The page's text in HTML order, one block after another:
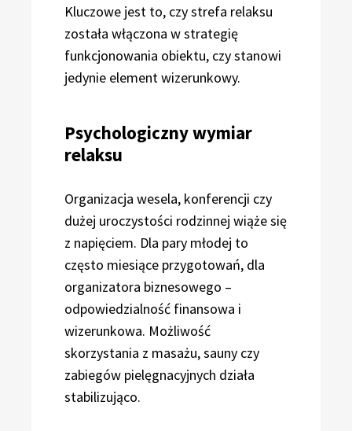
Kluczowe jest to, czy strefa relaksu
została włączona w strategię
funkcjonowania obiektu, czy stanowi
jedynie element wizerunkowy.
Psychologiczny wymiar
relaksu
Organizacja wesela, konferencji czy
dużej uroczystości rodzinnej wiąże się
z napięciem. Dla pary młodej to
często miesiące przygotowań, dla
organizatora biznesowego –
odpowiedzialność finansowa i
wizerunkowa. Możliwość
skorzystania z masażu, sauny czy
zabiegów pielęgnacyjnych działa
stabilizująco.